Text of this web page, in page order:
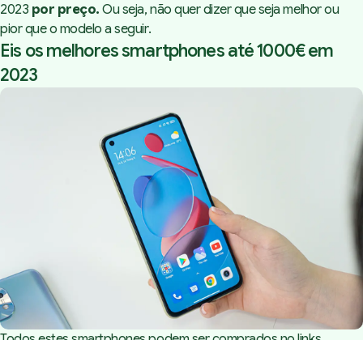
2023 por preço. Ou seja, não quer dizer que seja melhor ou
pior que o modelo a seguir.
Eis os melhores smartphones até 1000€ em
2023